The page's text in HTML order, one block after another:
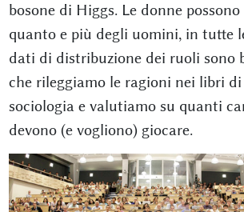
bosone di Higgs. Le donne possono
quanto e più degli uomini, in tutte
dati di distribuzione dei ruoli sono
che rileggiamo le ragioni nei libri
sociologia e valutiamo su quanti
devono (e vogliono) giocare.